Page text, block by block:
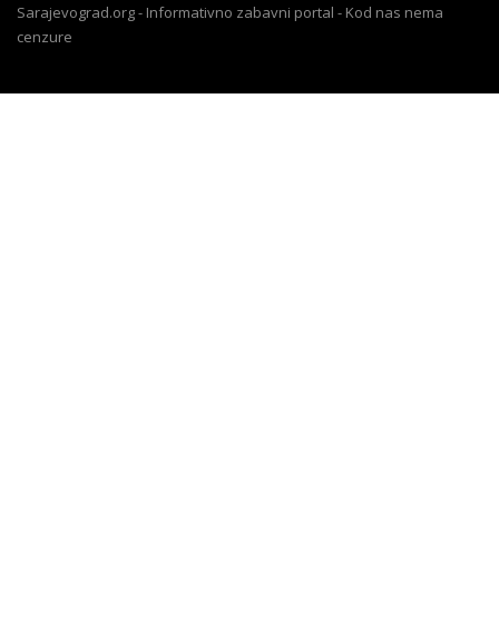
Sarajevograd.org - Informativno zabavni portal - Kod nas nema
cenzure